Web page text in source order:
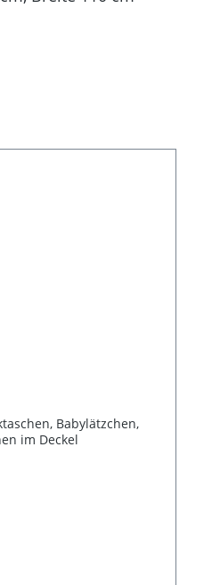
Babylätzchen,
im Deckel